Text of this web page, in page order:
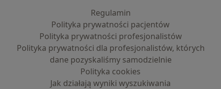
Regulamin
Polityka prywatności pacjentów
Polityka prywatności profesjonalistów
Polityka prywatności dla profesjonalistów, których
dane pozyskaliśmy samodzielnie
Polityka cookies
Jak działają wyniki wyszukiwania